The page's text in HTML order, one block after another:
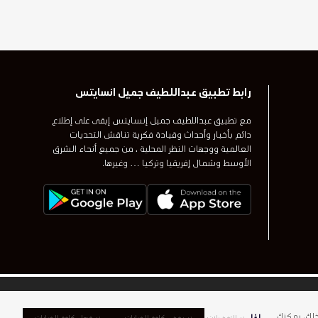
رابط تطبيق عبداللطيف جميل انسايتس
مع تطبيق عبداللطيف جميل إنسايتس إبقى على إطلاع
دائم بأخبار وأحداث وقيادة فكرية تناقش التحديات
العالمية ووجهات النظر المحلية ، من جميع أنحاء الشرق
الأوسط وشمال إفريقيا وتركيا … وغيرها.